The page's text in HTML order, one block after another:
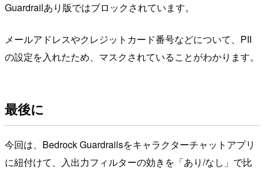
Guardrailあり版ではブロックされています。
メールアドレスやクレジットカード番号などについて、PII
の設定を入れたため、マスクされていることがわかります。
最後に
今回は、Bedrock Guardrailsをキャラクターチャットアプリ
に紐付けて、入出力フィルターの効きを「あり/なし」で比